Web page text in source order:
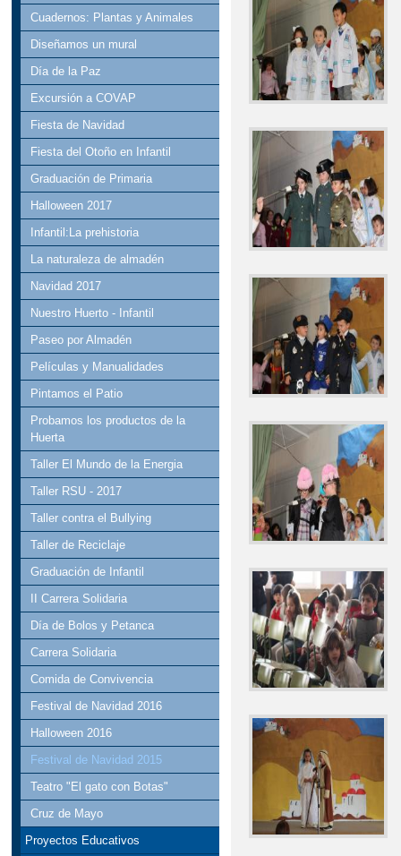
Cuadernos: Plantas y Animales
Diseñamos un mural
Día de la Paz
Excursión a COVAP
Fiesta de Navidad
Fiesta del Otoño en Infantil
Graduación de Primaria
Halloween 2017
Infantil:La prehistoria
La naturaleza de almadén
Navidad 2017
Nuestro Huerto - Infantil
Paseo por Almadén
Películas y Manualidades
Pintamos el Patio
Probamos los productos de la
Huerta
Taller El Mundo de la Energia
Taller RSU - 2017
Taller contra el Bullying
Taller de Reciclaje
Graduación de Infantil
II Carrera Solidaria
Día de Bolos y Petanca
Carrera Solidaria
Comida de Convivencia
Festival de Navidad 2016
Halloween 2016
Festival de Navidad 2015
Teatro "El gato con Botas"
Cruz de Mayo
Proyectos Educativos